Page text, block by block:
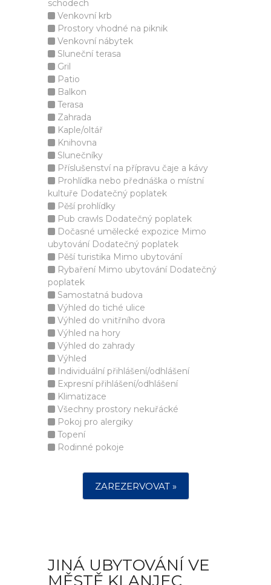
schodech
Venkovní krb
Prostory vhodné na piknik
Venkovní nábytek
Sluneční terasa
Gril
Patio
Balkon
Terasa
Zahrada
Kaple/oltář
Knihovna
Slunečníky
Příslušenství na přípravu čaje a kávy
Prohlídka nebo přednáška o místní
kultuře Dodatečný poplatek
Pěší prohlídky
Pub crawls Dodatečný poplatek
Dočasné umělecké expozice Mimo
ubytování Dodatečný poplatek
Pěší turistika Mimo ubytování
Rybaření Mimo ubytování Dodatečný
poplatek
Samostatná budova
Výhled do tiché ulice
Výhled do vnitřního dvora
Výhled na hory
Výhled do zahrady
Výhled
Individuální přihlášení/odhlášení
Expresní přihlášení/odhlášení
Klimatizace
Všechny prostory nekuřácké
Pokoj pro alergiky
Topení
Rodinné pokoje
ZAREZERVOVAT »
JINÁ UBYTOVÁNÍ VE
MĚSTĚ KLANJEC